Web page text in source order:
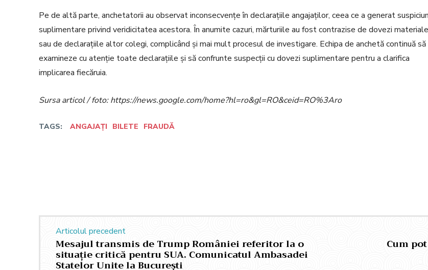
Pe de altă parte, anchetatorii au observat inconsecvențe în declarațiile angajaților, ceea ce a generat
suplimentare privind veridicitatea acestora. În anumite cazuri, mărturiile au fost contrazise de dovezi materiale
sau de declarațiile altor colegi, complicând și mai mult procesul de investigare. Echipa de anchetă continuă să
examineze cu atenție toate declarațiile și să confrunte suspecții cu dovezi suplimentare pentru a clarifica
implicarea fiecăruia.
Sursa articol / foto: https://news.google.com/home?hl=ro&gl=RO&ceid=RO%3Aro
TAGS: ANGAJAȚI BILETE FRAUDĂ
Articolul precedent
Mesajul transmis de Trump României referitor la o
situație critică pentru SUA. Comunicatul Ambasadei
Statelor Unite la București
Cum